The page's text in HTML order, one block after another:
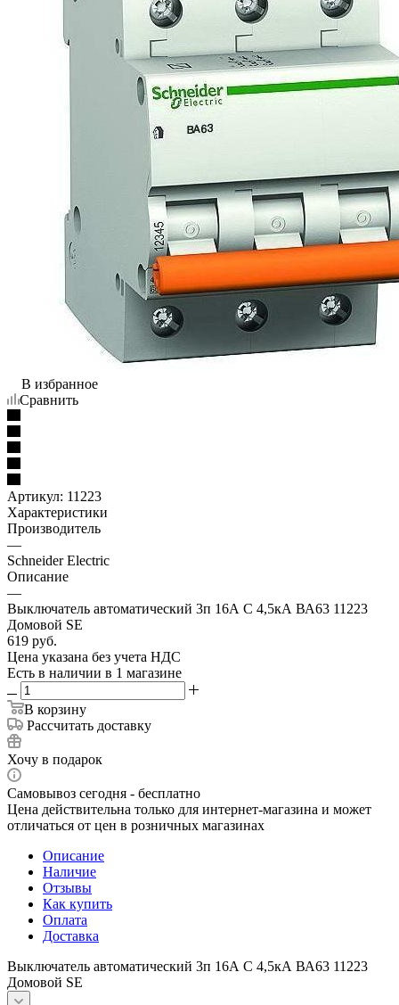
В избранное
Сравнить
Артикул: 11223
Характеристики
Производитель
—
Schneider Electric
Описание
—
Выключатель автоматический 3п 16А С 4,5кА ВА63 11223
Домовой SE
619 руб.
Цена указана без учета НДС
Есть в наличии в 1 магазине
В корзину
Рассчитать доставку
Хочу в подарок
Самовывоз сегодня - бесплатно
Цена действительна только для интернет-магазина и может
отличаться от цен в розничных магазинах
Описание
Наличие
Отзывы
Как купить
Оплата
Доставка
Выключатель автоматический 3п 16А С 4,5кА ВА63 11223
Домовой SE